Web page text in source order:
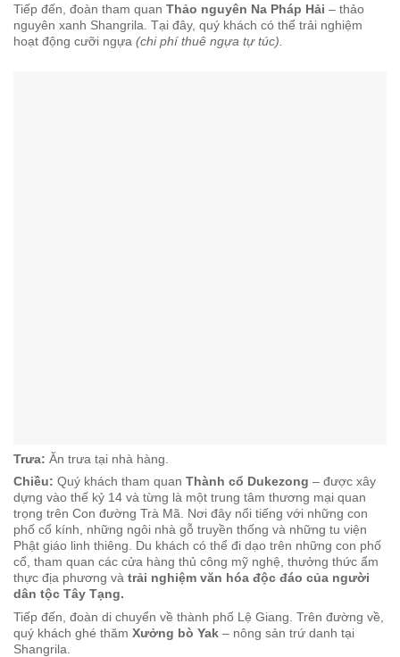
Tiếp đến, đoàn tham quan Thảo nguyên Na Pháp Hải – thảo
nguyên xanh Shangrila. Tại đây, quý khách có thể trải nghiệm
hoạt động cưỡi ngựa (chi phí thuê ngựa tự túc).
Trưa: Ăn trưa tại nhà hàng.
Chiều: Quý khách tham quan Thành cổ Dukezong – được xây
dựng vào thế kỷ 14 và từng là một trung tâm thương mại quan
trọng trên Con đường Trà Mã. Nơi đây nổi tiếng với những con
phố cổ kính, những ngôi nhà gỗ truyền thống và những tu viện
Phật giáo linh thiêng. Du khách có thể đi dạo trên những con phố
cổ, tham quan các cửa hàng thủ công mỹ nghệ, thưởng thức ẩm
thực địa phương và trải nghiệm văn hóa độc đáo của người
dân tộc Tây Tạng.
Tiếp đến, đoàn di chuyển về thành phố Lệ Giang. Trên đường về,
quý khách ghé thăm Xưởng bò Yak – nông sản trứ danh tại
Shangrila.